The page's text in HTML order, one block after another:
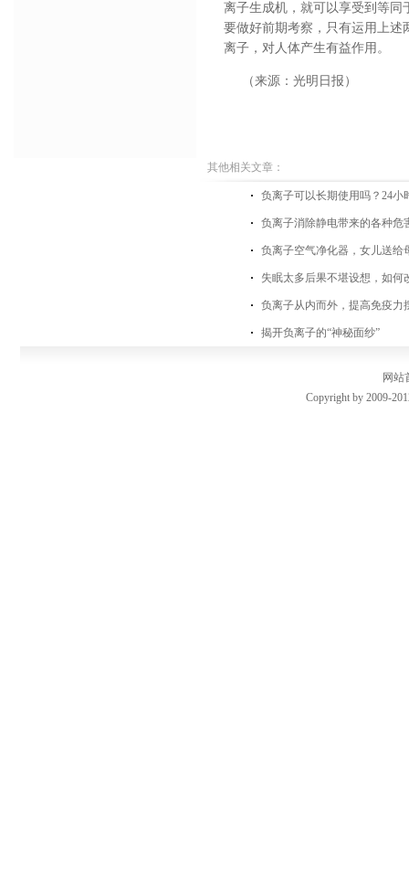
离子生成机，就可以享受到等同
要做好前期考察，只有运用上述
离子，对人体产生有益作用。
（来源：光明日报）
其他相关文章：
负离子可以长期使用吗？24小
负离子消除静电带来的各种危
负离子空气净化器，女儿送给
失眠太多后果不堪设想，如何
负离子从内而外，提高免疫力
揭开负离子的“神秘面纱”
网站
Copyright by 2009-